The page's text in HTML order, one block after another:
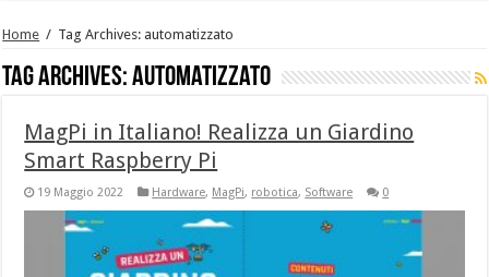
Home / Tag Archives: automatizzato
Tag Archives:automatizzato
MagPi in Italiano! Realizza un Giardino
Smart Raspberry Pi
19 Maggio 2022 Hardware, MagPi, robotica, Software 0